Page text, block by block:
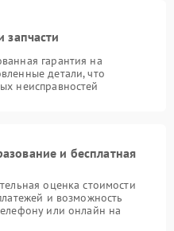
запчасти
гарантия на
детали, что
неисправностей
и бесплатная
оценка стоимости
и возможность
или онлайн на